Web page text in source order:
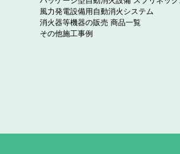
風力発電設備用自動消火システム
消火器等機器の販売 商品一覧
その他施工事例